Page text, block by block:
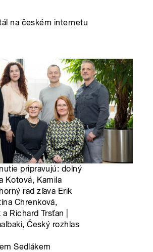
na českém internetu
pripravujú: dolný
Kotová, Kamila
rad zľava Erik
Chrenková,
Richard Trsťan |
, Český rozhlas
Sedlákem